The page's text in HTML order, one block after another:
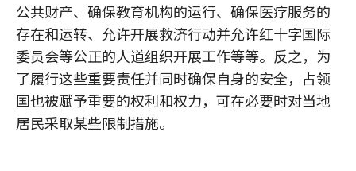
公共财产、确保教育机构的运行、确保医疗服务的
存在和运转、允许开展救济行动并允许红十字国际
委员会等公正的人道组织开展工作等等。反之，为
了履行这些重要责任并同时确保自身的安全，占领
国也被赋予重要的权利和权力，可在必要时对当地
居民采取某些限制措施。